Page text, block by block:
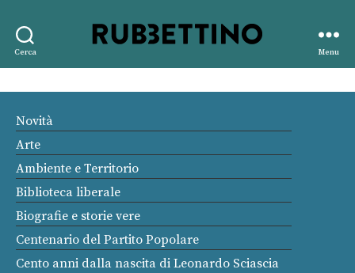
Cerca
editore
Menu
Novità
Arte
Ambiente e Territorio
Biblioteca liberale
Biografie e storie vere
Centenario del Partito Popolare
Cento anni dalla nascita di Leonardo Sciascia